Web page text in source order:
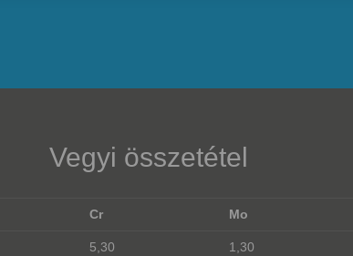
Vegyi összetétel
Cr Mo
5,30 1,30